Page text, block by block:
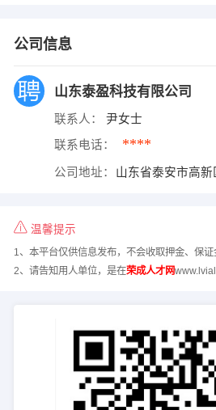
公司信息
山东泰盈科技有限公司
联系人： 尹女士
联系电话： ****
公司地址： 山东省泰安市高
温馨提示
1、本平台仅供信息发布，不会收取押金、保证
2、请告知用人单位，是在荣成人才网